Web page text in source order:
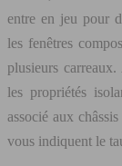
entre en jeu pour
les fenêtres
plusieurs
les propriétés
associé aux
vous indiquent le